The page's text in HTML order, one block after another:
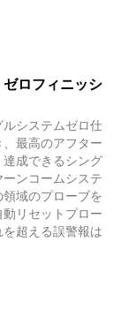
ロフィニッシ
システムゼロ仕
、最高のアフター
成できるシング
ンコームシステ
域のプローブを
リセットプロー
超える誤警報は